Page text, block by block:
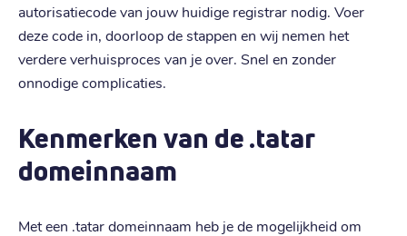
autorisatiecode van jouw huidige registrar nodig. Voer
deze code in, doorloop de stappen en wij nemen het
verdere verhuisproces van je over. Snel en zonder
onnodige complicaties.
Kenmerken van de .tatar
domeinnaam
Met een .tatar domeinnaam heb je de mogelijkheid om